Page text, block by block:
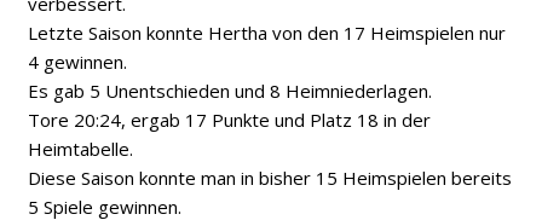
Letzte Saison konnte Hertha von den 17 Heimspielen nur
4 gewinnen.
Es gab 5 Unentschieden und 8 Heimniederlagen.
Tore 20:24, ergab 17 Punkte und Platz 18 in der
Heimtabelle.
Diese Saison konnte man in bisher 15 Heimspielen bereits
5 Spiele gewinnen.